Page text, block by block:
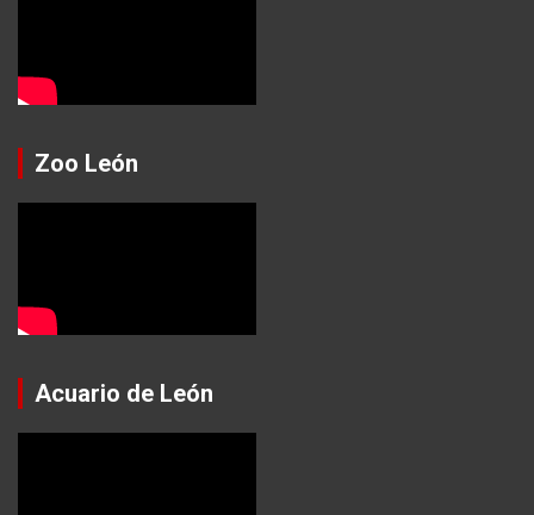
Zoo León
Acuario de León